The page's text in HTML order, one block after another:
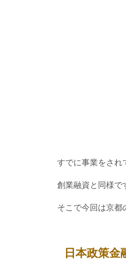
すでに事業をされ
創業融資と同様で
そこで今回は京都
日本政策